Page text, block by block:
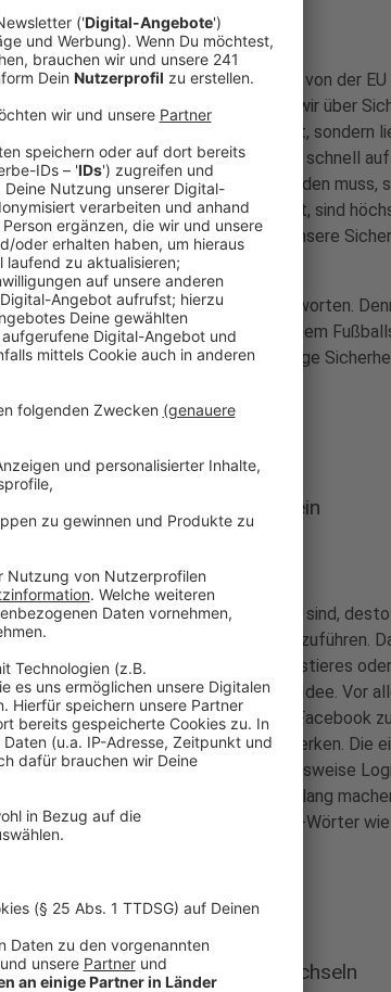
von Jahr zu Jahr wichtiger. Er wurde von der EU
Ursprünglich geht es darum, dass wir über
dass es mit dem Denken nicht ausreicht, sondern
unterwegs ist. Damit kommt man schnell
ein 12345-Passwort geändert werden muss,
man immer wieder zu Passwörtern hört, sind
viel. Oder verschlimmbessern sogar unsere
genauer angeschaut.
lassen sich oft mit einem "Jein" beantworten.
über die richtige Aufstellung bei einem
nicht der Trainer. Eine hundertprozentige
macht schon vieles richtig.
sollten möglichst kompliziert sein
Je komplizierter eure Passwörter sind,
sogenannte Social Engineering zurückzuführen.
lauten könnte. Der Name eures Haustieres
sind beispielsweise eine schlechte Idee. Vor
oder der Beziehungsstatus bei Facebook
kann man sich nicht immer merken. Die
für mehrere Seiten beziehungsweise
lieber euer Passwort möglichst lang
auch einfach zu merkende Fantasie-Wörter wie
sollte man möglichst häufig wechseln